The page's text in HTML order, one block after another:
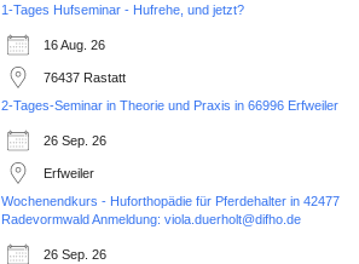
1-Tages Hufseminar - Hufrehe, und jetzt?
16 Aug. 26
76437 Rastatt
2-Tages-Seminar in Theorie und Praxis in 66996 Erfweiler
26 Sep. 26
Erfweiler
Wochenendkurs - Huforthopädie für Pferdehalter in 42477
Radevormwald Anmeldung: viola.duerholt@difho.de
26 Sep. 26